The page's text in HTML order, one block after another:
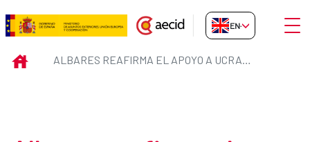
Skip to Main Content
Albares reafirma el apoyo a
EN-GB
INICIO ALBARES REAFIRMA EL APOYO A UCRANIA CON EL ENVÍO DE 70 GENERADORES A TRAVÉS DE LA AECID